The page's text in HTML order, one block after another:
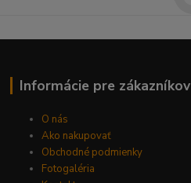
Informácie pre zákazníkov
O nás
Ako nakupovať
Obchodné podmienky
Fotogaléria